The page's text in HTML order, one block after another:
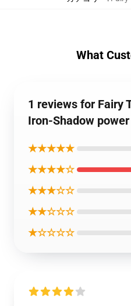
What
1 reviews for Fairy
Iron-Shadow
★★★★★
★★★★☆
★★★☆☆
★★☆☆☆
★☆☆☆☆